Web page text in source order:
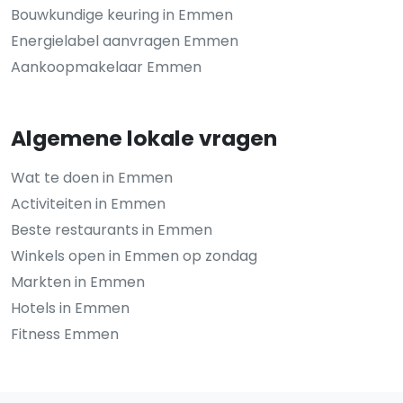
Bouwkundige keuring in Emmen
Energielabel aanvragen Emmen
Aankoopmakelaar Emmen
Algemene lokale vragen
Wat te doen in Emmen
Activiteiten in Emmen
Beste restaurants in Emmen
Winkels open in Emmen op zondag
Markten in Emmen
Hotels in Emmen
Fitness Emmen